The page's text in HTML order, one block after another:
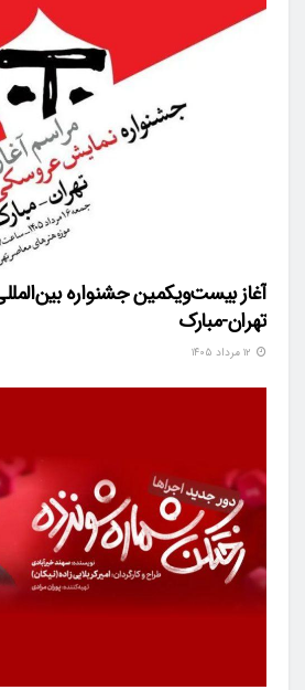
آغاز بیست‌ویکمین جشنواره
تهران-مبارک